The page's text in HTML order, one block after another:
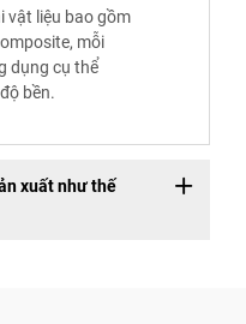
vật liệu bao gồm
mỗi
dụng cụ thể
bền.
xuất như thế